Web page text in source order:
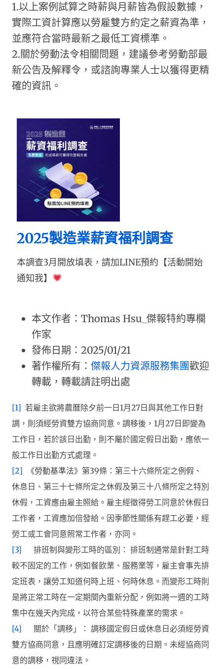
1.以上案例試算之時薪與月薪皆為假設數據，
實際工資計算應以勞雇雙方約定之薪資為準，
並應符合當時最新之最低工資標準。
2.關於勞動法令相關問題，建議參考勞動部最
新公告及解釋令，或諮詢專業人士以獲得更精
確的資訊。
2025製造業薪資福利調查
本調查3月開放填表，請加LINE預約【活動開始
通知我】
本文作者：Thomas Hsu_傑報特約專欄
作家
發佈日期：2025/01/21
著作權所有： 傑報人力資源服務集團歡迎
轉載，轉載請註明出處
[1] 若雇主欲將農曆除夕前一日1月27日與其他工作日對
調，則須經勞資雙方協商同意。調移後，1月27日即變為
工作日，若於該日出勤，則不屬於國定假日出勤，應依一
般工作日出勤方式處理。
[2] 《勞動基準法》第39條：第三十六條所定之例假、
休息日、第三十七條所定之休假及第三十八條所定之特別
休假，工資應由雇主照給。雇主經徵得勞工同意於休假日
工作者，工資應加倍發給。因季節性關係有趕工必要，經
勞工或工會同意照常工作者，亦同。
[3] 排班制與變形工時的區別： 排班制通常是針對工時
較不固定的工作，例如餐飲業、服務業等，雇主會事先排
定班表，讓勞工知道何時上班、何時休息。而變形工時則
是將正常工時在一定期間內重新分配，例如將一週的工時
集中在幾天內完成，以符合某些特殊產業的需求。
[4] 關於「調移」： 調移國定假日或休息日必須經勞資
雙方協商同意，且應明確訂定調移後的日期。未經協商同
意的調移，視同違法。